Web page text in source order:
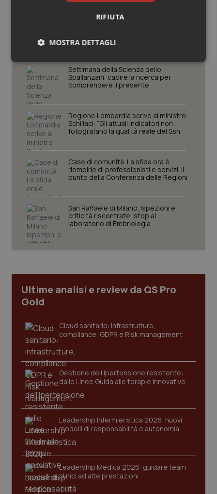
Potrebbe interessarti in
Lombardia
Settimana della Scienza dello
Spallanzani: capire la ricerca per
comprendere il presente
Regione Lombardia scrive al ministro
Schillaci: “Gli attuali indicatori non
fotografano la qualità reale del Ssn”
Case di comunità. La sfida ora è
riempirle di professionisti e servizi. Il
punto della Conferenza delle Regioni
San Raffaele di Milano. Ispezioni e
criticità riscontrate, stop al
laboratorio di Embriologia
Ultime analisi e review da QS Pro
Gold
Cloud sanitario: infrastrutture,
compliance, GDPR e Risk management
Gestione dell'Ipertensione resistente:
dalle Linee Guida alle terapie innovative
Leadership Infermieristica 2026: nuovi
modelli di responsabilità e autonomia
Leadership Medica 2026: guidare team
clinici ad alte prestazioni
RIFIUTA
MOSTRA DETTAGLI
Necessari Statistici Marketing
Necessari Statistici Marketing
I cookie necessari contribuiscono a rendere fruibile il
sito web abilitandone funzionalità di base quali la
navigazione sulle pagine e l'accesso alle aree
protette del sito. Il sito web non è in grado di
funzionare correttamente senza questi cookie.
Nome
Fornitore/Dominio
VISITOR_PRIVACY_METADATA
YouTube
.youtube.com
CookieScriptConsent
www.quotidianosanita.it
tracking-sites-ironfish-